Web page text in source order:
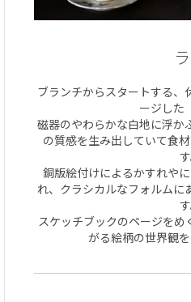
ブランチからスタートする、
ージした
磁器のやわらかな白地に浮か
の質感を生み出していて食
す
銅版絵付けによるかすれや
れ、クラシカルなフォルムに
す
スケッチブックのページを
がる絵柄の世界観